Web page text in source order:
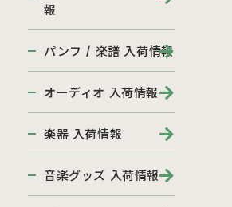
報
パンフ / 楽譜 入荷情報
オーディオ 入荷情報
楽器 入荷情報
音楽グッズ 入荷情報